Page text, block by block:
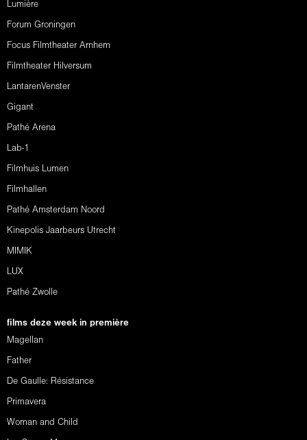
Lumière
Forum Groningen
Focus Filmtheater Arnhem
Filmtheater Hilversum
LantarenVenster
Gigant
Pathé Arena
Lab-1
Filmhuis Lumen
Filmhallen
Pathé Amsterdam Noord
Kinepolis Jaarbeurs Utrecht
MIMIK
LUX
Pathé Zwolle
films deze week in première
Magellan
Father
De Gaulle: Résistance
Primavera
Woman and Child